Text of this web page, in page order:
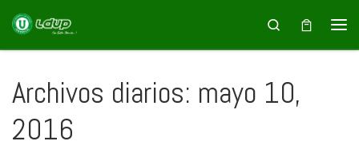
Saltar al contenido Search
Archivos diarios: mayo 10,
2016